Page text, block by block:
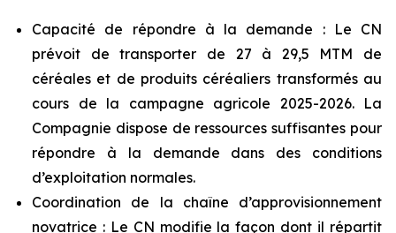
Capacité de répondre à la demande : Le CN
prévoit de transporter de 27 à 29,5 MTM de
céréales et de produits céréaliers transformés au
cours de la campagne agricole 2025-2026. La
Compagnie dispose de ressources suffisantes pour
répondre à la demande dans des conditions
d’exploitation normales.
Coordination de la chaîne d’approvisionnement
novatrice : Le CN modifie la façon dont il répartit